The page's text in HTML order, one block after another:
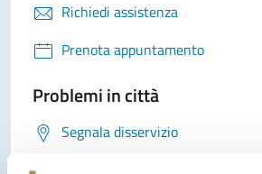
Richiedi assistenza
Prenota appuntamento
Problemi in città
Segnala disservizio